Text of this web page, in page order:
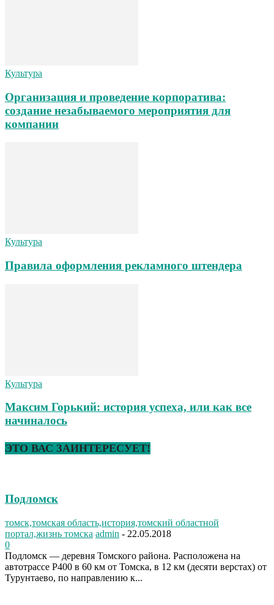
Культура
Организация и проведение корпоратива:
создание незабываемого мероприятия для
компании
Культура
Правила оформления рекламного штендера
Культура
Максим Горький: история успеха, или как все
начиналось
ЭТО ВАС ЗАИНТЕРЕСУЕТ!
Подломск
томск,томская область,история,томский областной
портал,жизнь томска admin - 22.05.2018
0
Подломск — деревня Томского района. Расположена на
автотрассе Р400 в 60 км от Томска, в 12 км (десяти верстах) от
Турунтаево, по направлению к...